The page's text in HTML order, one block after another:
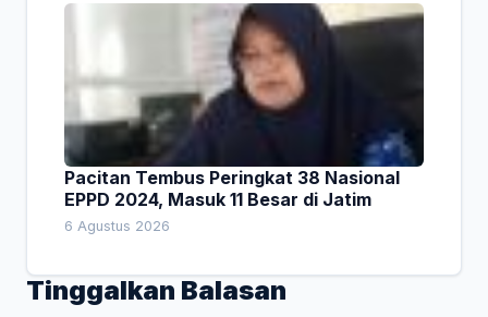
Pacitan Tembus Peringkat 38 Nasional
EPPD 2024, Masuk 11 Besar di Jatim
6 Agustus 2026
Tinggalkan Balasan